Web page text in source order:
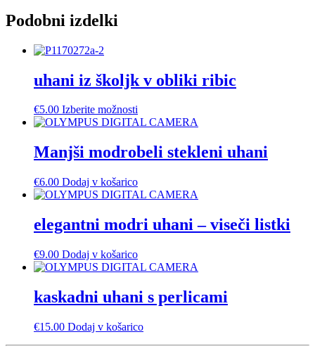
količina
Podobni izdelki
uhani iz školjk v obliki ribic
€5.00 Izberite možnosti
izdelek
več
različic.
lahko
izberete
strani
izdelka
Manjši modrobeli stekleni uhani
€6.00 Dodaj v košarico
elegantni modri uhani – viseči listki
€9.00 Dodaj v košarico
kaskadni uhani s perlicami
€15.00 Dodaj v košarico